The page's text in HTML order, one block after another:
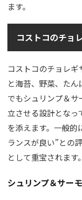
ます。
コストコのチョ
コストコのチョレ
と海苔、野菜、た
でもシュリンプ＆
立させる設計となっ
を添えます。一般的
ランスが良い”との
として重宝されます。
シュリンプ＆サー